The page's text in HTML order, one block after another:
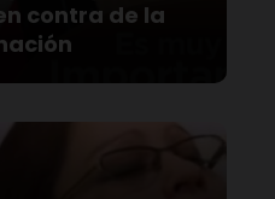
contra de la